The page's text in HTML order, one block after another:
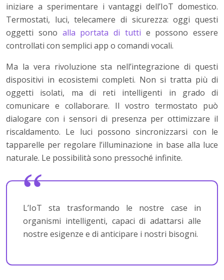
iniziare a sperimentare i vantaggi dell’IoT domestico.
Termostati, luci, telecamere di sicurezza: oggi questi
oggetti sono alla portata di tutti e possono essere
controllati con semplici app o comandi vocali.
Ma la vera rivoluzione sta nell’integrazione di questi
dispositivi in ecosistemi completi. Non si tratta più di
oggetti isolati, ma di reti intelligenti in grado di
comunicare e collaborare. Il vostro termostato può
dialogare con i sensori di presenza per ottimizzare il
riscaldamento. Le luci possono sincronizzarsi con le
tapparelle per regolare l’illuminazione in base alla luce
naturale. Le possibilità sono pressoché infinite.
L’IoT sta trasformando le nostre case in
organismi intelligenti, capaci di adattarsi alle
nostre esigenze e di anticipare i nostri bisogni.